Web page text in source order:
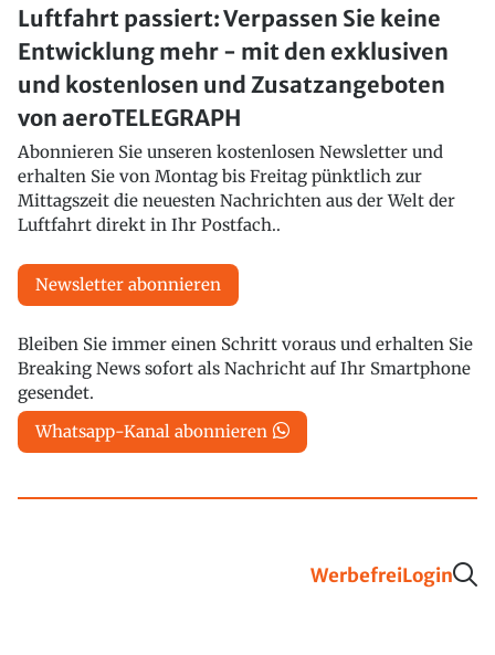
Luftfahrt passiert: Verpassen Sie keine
Entwicklung mehr - mit den exklusiven
und kostenlosen und Zusatzangeboten
von aeroTELEGRAPH
Abonnieren Sie unseren kostenlosen Newsletter und
erhalten Sie von Montag bis Freitag pünktlich zur
Mittagszeit die neuesten Nachrichten aus der Welt der
Luftfahrt direkt in Ihr Postfach..
Newsletter abonnieren
Bleiben Sie immer einen Schritt voraus und erhalten Sie
Breaking News sofort als Nachricht auf Ihr Smartphone
gesendet.
Whatsapp-Kanal abonnieren
WerbefreiLogin